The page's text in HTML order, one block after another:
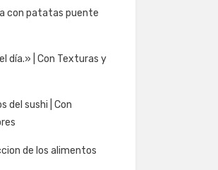
con patatas puente
día.» | Con Texturas y
del sushi | Con
de los alimentos